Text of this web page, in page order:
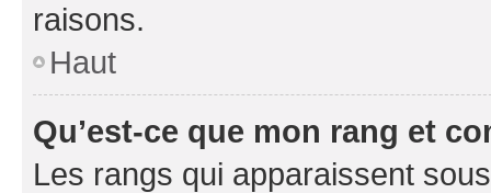
raisons.
Haut
Qu’est-ce que mon rang et
Les rangs qui apparaissent